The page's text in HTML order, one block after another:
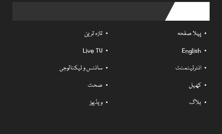
پہلا صفحہ
تازہ ترین
English
Live TV
انٹرٹینمنٹ
سائنس و ٹیکنالوجی
کھیل
صحت
بلاگ
ویڈیوز